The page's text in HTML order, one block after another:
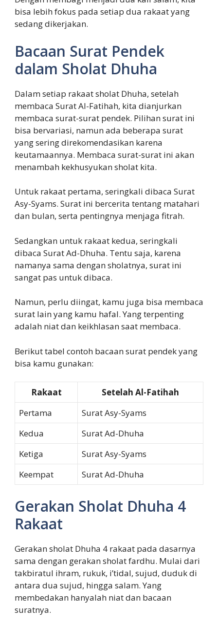
bisa lebih fokus pada setiap dua rakaat yang
sedang dikerjakan.
Bacaan Surat Pendek
dalam Sholat Dhuha
Dalam setiap rakaat sholat Dhuha, setelah
membaca Surat Al-Fatihah, kita dianjurkan
membaca surat-surat pendek. Pilihan surat ini
bisa bervariasi, namun ada beberapa surat
yang sering direkomendasikan karena
keutamaannya. Membaca surat-surat ini akan
menambah kekhusyukan sholat kita.
Untuk rakaat pertama, seringkali dibaca Surat
Asy-Syams. Surat ini bercerita tentang matahari
dan bulan, serta pentingnya menjaga fitrah.
Sedangkan untuk rakaat kedua, seringkali
dibaca Surat Ad-Dhuha. Tentu saja, karena
namanya sama dengan sholatnya, surat ini
sangat pas untuk dibaca.
Namun, perlu diingat, kamu juga bisa membaca
surat lain yang kamu hafal. Yang terpenting
adalah niat dan keikhlasan saat membaca.
Berikut tabel contoh bacaan surat pendek yang
bisa kamu gunakan:
Rakaat
Setelah Al-Fatihah
Pertama
Surat Asy-Syams
Kedua
Surat Ad-Dhuha
Ketiga
Surat Asy-Syams
Keempat
Surat Ad-Dhuha
Gerakan Sholat Dhuha 4
Rakaat
Gerakan sholat Dhuha 4 rakaat pada dasarnya
sama dengan gerakan sholat fardhu. Mulai dari
takbiratul ihram, rukuk, i’tidal, sujud, duduk di
antara dua sujud, hingga salam. Yang
membedakan hanyalah niat dan bacaan
suratnya.